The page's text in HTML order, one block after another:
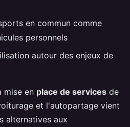
en commun comme
personnels
autour des enjeux de
mise en place de services de
et l'autopartage vient
alternatives aux